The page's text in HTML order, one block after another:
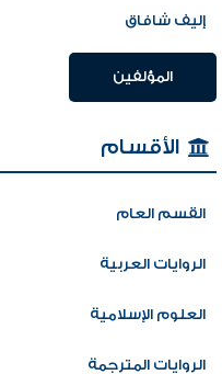
إليف شافاق
المؤلفين
الأقسام
القسم العام
الروايات العربية
العلوم الإسلامية
الروايات المترجمة